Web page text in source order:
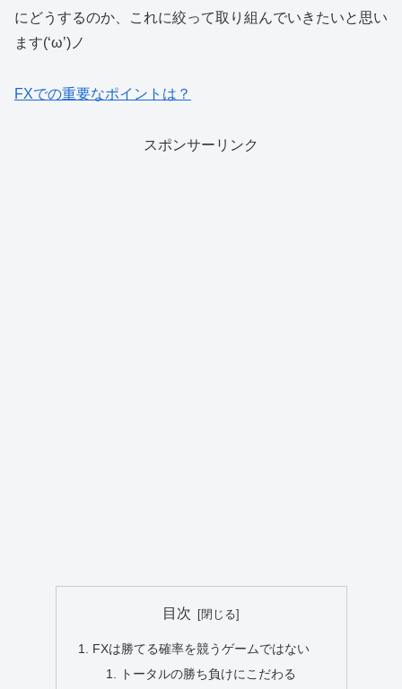
にどうするのか、これに絞って取り組んでいきたいと思い
ます(‘ω’)ノ
FXでの重要なポイントは？
スポンサーリンク
目次
FXは勝てる確率を競うゲームではない
トータルの勝ち負けにこだわる